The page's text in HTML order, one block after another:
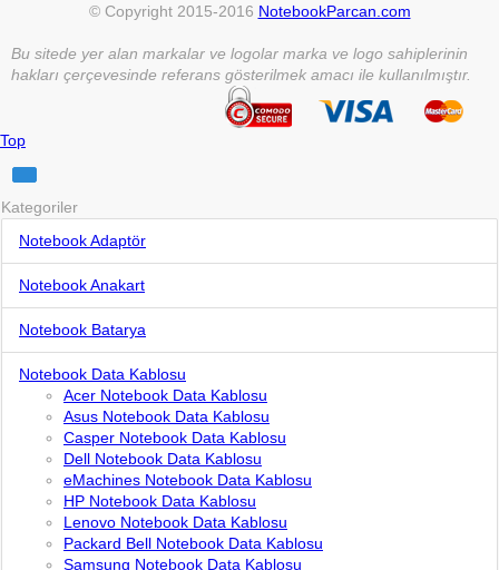
© Copyright 2015-2016 NotebookParcan.com
Bu sitede yer alan markalar ve logolar marka ve logo sahiplerinin
hakları çerçevesinde referans gösterilmek amacı ile kullanılmıştır.
Top
Kategoriler
Notebook Adaptör
Notebook Anakart
Notebook Batarya
Notebook Data Kablosu
Acer Notebook Data Kablosu
Asus Notebook Data Kablosu
Casper Notebook Data Kablosu
Dell Notebook Data Kablosu
eMachines Notebook Data Kablosu
HP Notebook Data Kablosu
Lenovo Notebook Data Kablosu
Packard Bell Notebook Data Kablosu
Samsung Notebook Data Kablosu